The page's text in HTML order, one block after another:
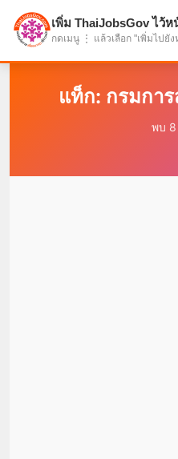
แบ่งปันโอกาส เพื่ออนาค
แท็ก: กรมกา
พบ 8
เพิ่ม ThaiJobsGov ไว้ห
กดเมนู ⋮ แล้วเลือก "เพิ่มไปยั